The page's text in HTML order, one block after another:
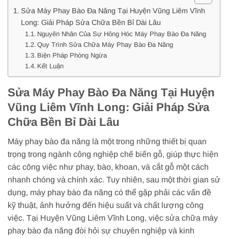
Sửa Máy Phay Bào Đa Năng Tại Huyện Vũng Liêm Vĩnh
Long: Giải Pháp Sửa Chữa Bền Bỉ Dài Lâu
Nguyên Nhân Của Sự Hỏng Hóc Máy Phay Bào Đa Năng
Quy Trình Sửa Chữa Máy Phay Bào Đa Năng
Biện Pháp Phòng Ngừa
Kết Luận
Sửa Máy Phay Bào Đa Năng Tại Huyện
Vũng Liêm Vĩnh Long: Giải Pháp Sửa
Chữa Bền Bỉ Dài Lâu
Máy phay bào đa năng là một trong những thiết bị quan
trọng trong ngành công nghiệp chế biến gỗ, giúp thực hiện
các công việc như phay, bào, khoan, và cắt gỗ một cách
nhanh chóng và chính xác. Tuy nhiên, sau một thời gian sử
dụng, máy phay bào đa năng có thể gặp phải các vấn đề
kỹ thuật, ảnh hưởng đến hiệu suất và chất lượng công
việc. Tại Huyện Vũng Liêm Vĩnh Long, việc sửa chữa máy
phay bào đa năng đòi hỏi sự chuyên nghiệp và kinh